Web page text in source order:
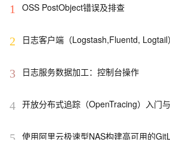
1 OSS PostObject错误及排查
2 日志客户端（Logstash,Fluentd, Logtail
3 日志服务数据加工：控制台操作
4 开放分布式追踪（OpenTracing）入门
5 使用阿里云极速型NAS构建高可用的